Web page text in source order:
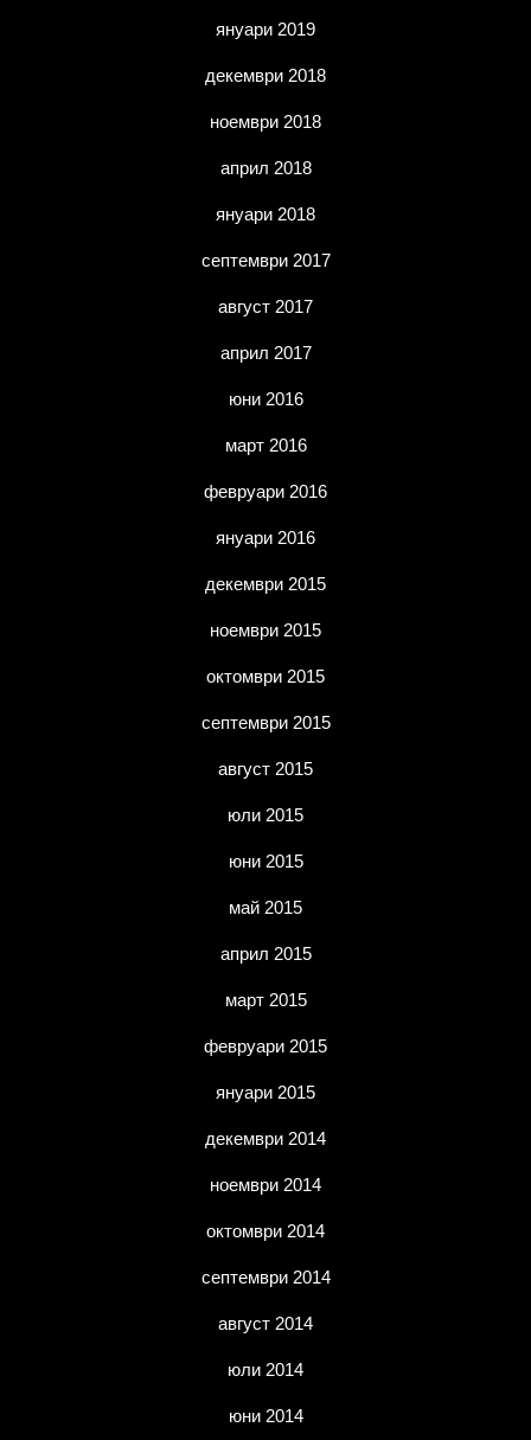
януари 2019
декември 2018
ноември 2018
април 2018
януари 2018
септември 2017
август 2017
април 2017
юни 2016
март 2016
февруари 2016
януари 2016
декември 2015
ноември 2015
октомври 2015
септември 2015
август 2015
юли 2015
юни 2015
май 2015
април 2015
март 2015
февруари 2015
януари 2015
декември 2014
ноември 2014
октомври 2014
септември 2014
август 2014
юли 2014
юни 2014